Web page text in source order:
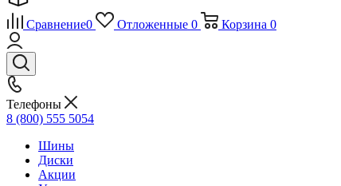
Сравнение0 Отложенные 0 Корзина 0
Телефоны
8 (800) 555 5054
Шины
Диски
Акции